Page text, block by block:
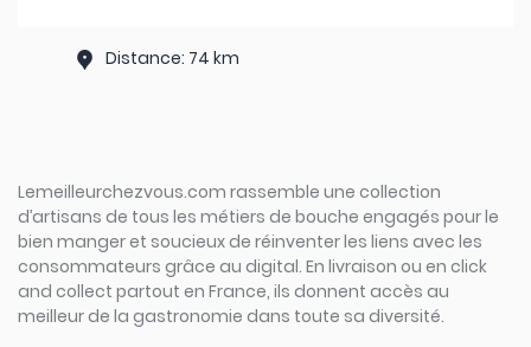
Distance: 74 km
Lemeilleurchezvous.com rassemble une collection
d’artisans de tous les métiers de bouche engagés pour le
bien manger et soucieux de réinventer les liens avec les
consommateurs grâce au digital. En livraison ou en click
and collect partout en France, ils donnent accès au
meilleur de la gastronomie dans toute sa diversité.